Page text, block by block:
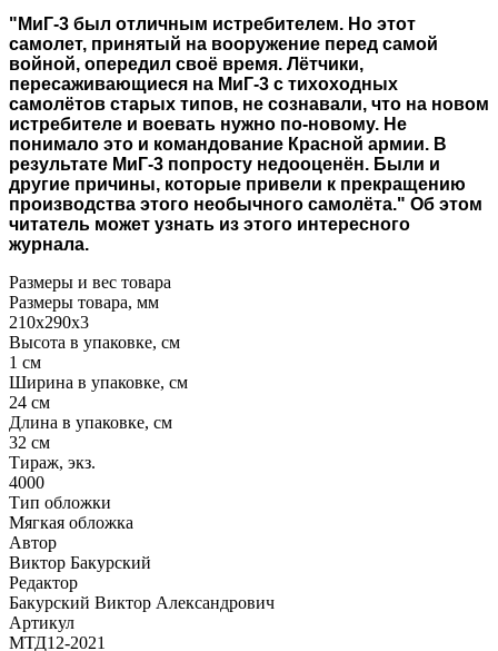
"МиГ-3 был отличным истребителем. Но этот
самолет, принятый на вооружение перед самой
войной, опередил своё время. Лётчики,
пересаживающиеся на МиГ-3 с тихоходных
самолётов старых типов, не сознавали, что на новом
истребителе и воевать нужно по-новому. Не
понимало это и командование Красной армии. В
результате МиГ-3 попросту недооценён. Были и
другие причины, которые привели к прекращению
производства этого необычного самолёта." Об этом
читатель может узнать из этого интересного
журнала.
Размеры и вес товара
Размеры товара, мм
210х290х3
Высота в упаковке, см
1 см
Ширина в упаковке, см
24 см
Длина в упаковке, см
32 см
Тираж, экз.
4000
Тип обложки
Мягкая обложка
Автор
Виктор Бакурский
Редактор
Бакурский Виктор Александрович
Артикул
МТД12-2021